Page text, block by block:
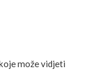
može vidjeti